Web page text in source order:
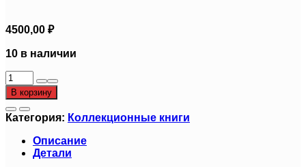
4500,00 ₽
10 в наличии
Количество
товара
«ДЕНЬГИ:
Денежное
обращение
банки
В корзину
Категория: Коллекционные книги
Описание
Детали